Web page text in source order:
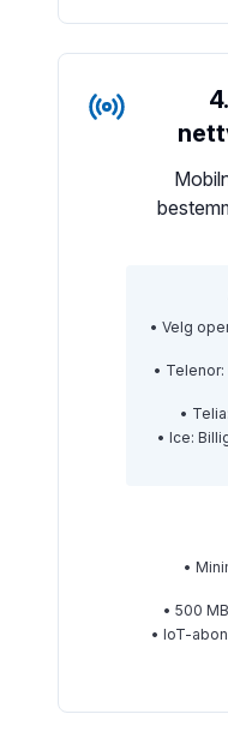
• Velg
•
•
• Ice:
•
• 500
• IoT-